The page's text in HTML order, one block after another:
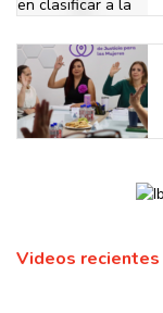
Videos recientes